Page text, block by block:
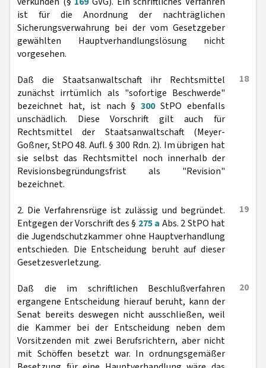
ist für die Anordnung der nachträglichen
Sicherungsverwahrung bei der vom Gesetzgeber
gewählten Hauptverhandlungslösung nicht
vorgesehen.
18
Daß die Staatsanwaltschaft ihr Rechtsmittel
zunächst irrtümlich als "sofortige Beschwerde"
bezeichnet hat, ist nach §300StPO ebenfalls
unschädlich. Diese Vorschrift gilt auch für
Rechtsmittel der Staatsanwaltschaft (Meyer-
Goßner, StPO 48. Aufl. § 300 Rdn. 2). Im übrigen hat
sie selbst das Rechtsmittel noch innerhalb der
Revisionsbegründungsfrist als "Revision"
bezeichnet.
19
2. Die Verfahrensrüge ist zulässig und begründet.
Entgegen der Vorschrift des § 275 a Abs. 2 StPO hat
die Jugendschutzkammer ohne Hauptverhandlung
entschieden. Die Entscheidung beruht auf dieser
Gesetzesverletzung.
20
Daß die im schriftlichen Beschlußverfahren
ergangene Entscheidung hierauf beruht, kann der
Senat bereits deswegen nicht ausschließen, weil
die Kammer bei der Entscheidung neben dem
Vorsitzenden mit zwei Berufsrichtern, aber nicht
mit Schöffen besetzt war. In ordnungsgemäßer